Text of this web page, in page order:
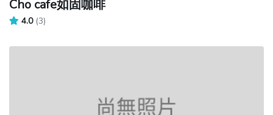
Cho cafe如固咖啡
4.0 (3)